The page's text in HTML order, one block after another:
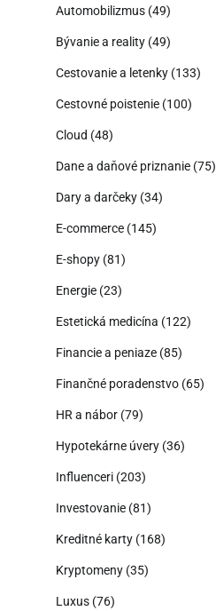
Automobilizmus (49)
Bývanie a reality (49)
Cestovanie a letenky (133)
Cestovné poistenie (100)
Cloud (48)
Dane a daňové priznanie (75)
Dary a darčeky (34)
E-commerce (145)
E-shopy (81)
Energie (23)
Estetická medicína (122)
Financie a peniaze (85)
Finančné poradenstvo (65)
HR a nábor (79)
Hypotekárne úvery (36)
Influenceri (203)
Investovanie (81)
Kreditné karty (168)
Kryptomeny (35)
Luxus (76)